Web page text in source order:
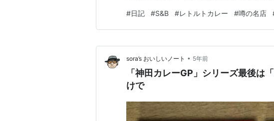
ーンカレー｜噂の名店｜エスビー食品株式会
理 | 食べログ レンジでチンした後、袋を…
#日記 #S&B #レトルトカレー #噂の名店
sora’s おいしいノート • 5年前
「神田カレーGP」シリーズ最後は
けで